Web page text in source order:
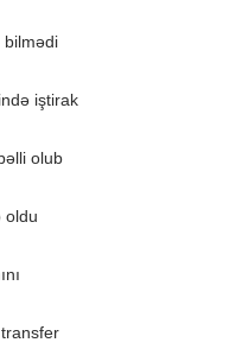
bilmədi
iştirak
olub
oldu